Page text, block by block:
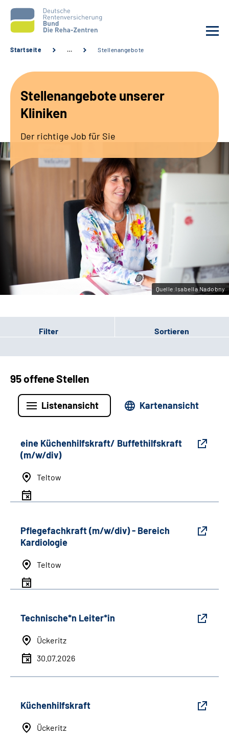
Unsere Kliniken
Sozialdienste & Zuweisende
Erweiterte Suche
Gebärdensprache
Leichte Sprache
Startseite … Stellenangebote
Stellenangebote unserer
Kliniken
Der richtige Job für Sie
Quelle:Isabella Nadobny
Filter Sortieren
95 offene Stellen
Listenansicht Kartenansicht
eine Küchenhilfskraft/ Buffethilfskraft
(m/w/div)
Teltow
Pflegefachkraft (m/w/div) - Bereich
Kardiologie
Teltow
Technische*n Leiter*in
Ückeritz
30.07.2026
Küchenhilfskraft
Ückeritz